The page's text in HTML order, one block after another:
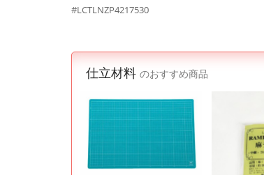
#LCTLNZP4217530
仕立材料 のおすすめ商品